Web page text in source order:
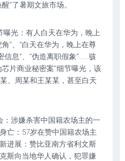
”了暑期文旅市场。
曝光：有人白天在华为，晚上
”、“白天在华为，晚上在尊
信息”、“伪造离职假象”……骇
片商业秘密案”细节曝光，该
、周某和王某某，甚至白天
：涉嫌杀害中国籍农场主的一
亡：57岁在赞中国籍农场主
进展：赞比亚南方省利文斯
斯向当地华人确认，犯罪嫌